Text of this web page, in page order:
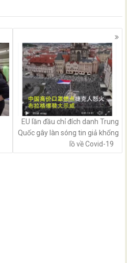
EU lần đầu chỉ đích danh Trung
Quốc gây làn sóng tin giả khổng
lồ về Covid-19